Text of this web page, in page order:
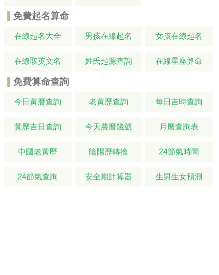
免費起名算命
在線起名大全 男孩在線起名 女孩在線起名
在線取英文名 姓氏起源查詢 在線星座算命
免費算命查詢
今日黃曆查詢 老黃歷查詢 每日吉時查詢
黃歷吉日查詢 今天農曆幾號 月曆查詢表
中國老黃歷 陰陽歷轉換 24節氣時間
24節氣查詢 安全期計算器 生男生女預測